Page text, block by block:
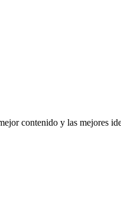
contenido y las mejores